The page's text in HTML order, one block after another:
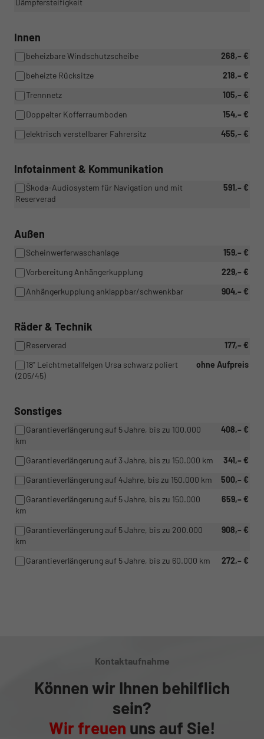
Dämpfersteifigkeit
Innen
268,– €
beheizbare Windschutzscheibe
218,– €
beheizte Rücksitze
105,– €
Trennnetz
154,– €
Doppelter Kofferraumboden
455,– €
elektrisch verstellbarer Fahrersitz
Infotainment & Kommunikation
591,– €
Škoda-Audiosystem für Navigation und mit
Reserverad
Außen
159,– €
Scheinwerferwaschanlage
229,– €
Vorbereitung Anhängerkupplung
904,– €
Anhängerkupplung anklappbar/schwenkbar
Räder & Technik
177,– €
Reserverad
ohne Aufpreis
18" Leichtmetallfelgen Ursa schwarz poliert
(205/45)
Sonstiges
408,– €
Garantieverlängerung auf 5 Jahre, bis zu 100.000
km
341,– €
Garantieverlängerung auf 3 Jahre, bis zu 150.000 km
500,– €
Garantieverlängerung auf 4Jahre, bis zu 150.000 km
659,– €
Garantieverlängerung auf 5 Jahre, bis zu 150.000
km
908,– €
Garantieverlängerung auf 5 Jahre, bis zu 200.000
km
272,– €
Garantieverlängerung auf 5 Jahre, bis zu 60.000 km
Kontaktaufnahme
Können wir Ihnen behilflich
sein?
Wir freuen uns auf Sie!